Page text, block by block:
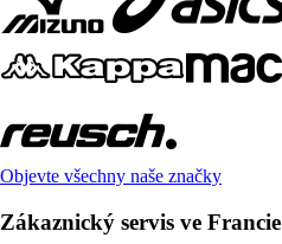
Objevte všechny naše značky
Zákaznický servis ve Francie